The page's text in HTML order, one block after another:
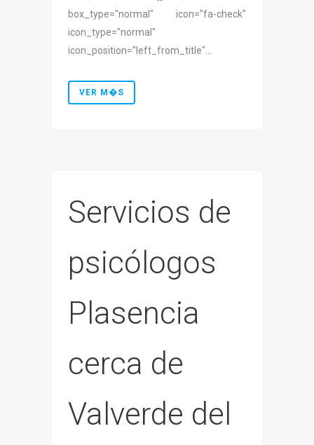
box_type="normal" icon="fa-check"
icon_type="normal"
icon_position="left_from_title"...
VER M�S
Servicios de
psicólogos
Plasencia
cerca de
Valverde del